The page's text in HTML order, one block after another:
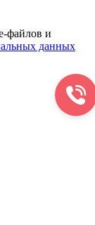
файлов и
данных